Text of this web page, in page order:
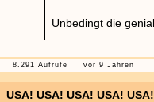
Unbedingt die
8.291 Aufrufe vor 9 Jahren
USA! USA! USA! USA! USA!